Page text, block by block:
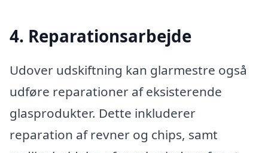
4. Reparationsarbejde
Udover udskiftning kan glarmestre også
udføre reparationer af eksisterende
glasprodukter. Dette inkluderer
reparation af revner og chips, samt